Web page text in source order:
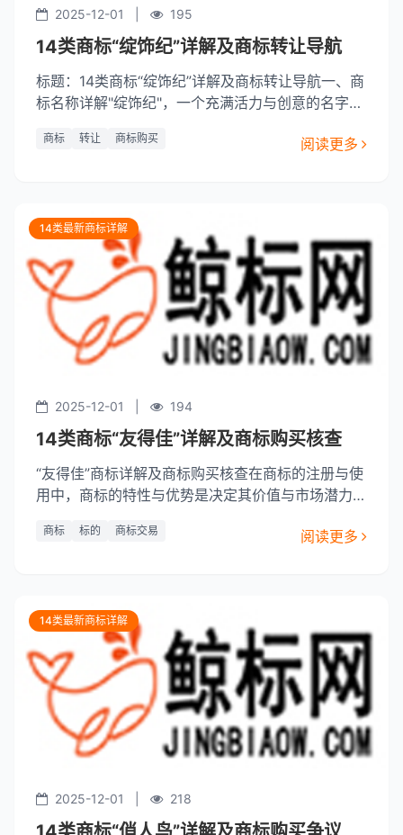
2025-12-01 195
14类商标“绽饰纪”详解及商标转让导航
标题：14类商标“绽饰纪”详解及商标转让导航一、商
标名称详解"绽饰纪"，一个充满活力与创意的名字，
求与表达。商标的注册类型为第14类，即涉及各种
商标 转让 商标购买 阅读更多
14类最新商标详解
2025-12-01 194
14类商标“友得佳”详解及商标购买核查
“友得佳”商标详解及商标购买核查在商标的注册与使
用中，商标的特性与优势是决定其价值与市场潜力的
——“友得佳”，并对其进行详细的商标购买核查，旨
商标 标的 商标交易 阅读更多
14类最新商标详解
2025-12-01 218